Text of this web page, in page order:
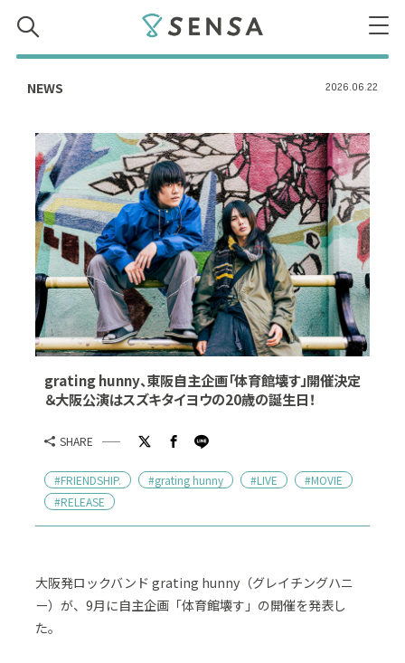
NEWS 2026.06.22
grating hunny、東阪自主企画「体育館壊す」開催決定
＆大阪公演はスズキタイヨウの20歳の誕生日！
SHARE
#FRIENDSHIP. #grating hunny #LIVE
#MOVIE
#RELEASE
大阪発ロックバンド grating hunny（グレイチングハニ
ー）が、9月に自主企画「体育館壊す」の開催を発表し
た。